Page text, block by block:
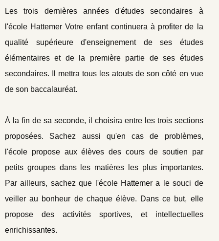
Les trois dernières années d'études secondaires à
l'école Hattemer Votre enfant continuera à profiter de la
qualité supérieure d'enseignement de ses études
élémentaires et de la première partie de ses études
secondaires. Il mettra tous les atouts de son côté en vue
de son baccalauréat.
À la fin de sa seconde, il choisira entre les trois sections
proposées. Sachez aussi qu'en cas de problèmes,
l'école propose aux élèves des cours de soutien par
petits groupes dans les matières les plus importantes.
Par ailleurs, sachez que l'école Hattemer a le souci de
veiller au bonheur de chaque élève. Dans ce but, elle
propose des activités sportives, et intellectuelles
enrichissantes.